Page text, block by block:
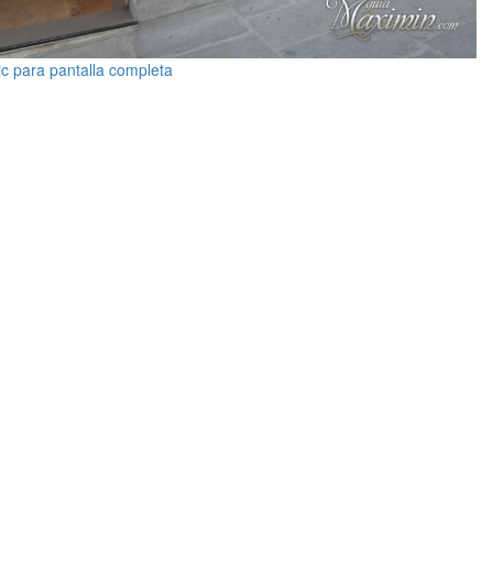
para pantalla completa